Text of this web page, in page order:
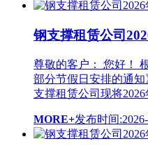
钢支撑租赁公司
尊敬的客户： 您好！
部分节假日安排的通
支撑租赁公司现将
MORE+发布时间